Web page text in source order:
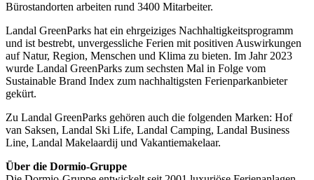
Bürostandorten arbeiten rund 3400 Mitarbeiter.
Landal GreenParks hat ein ehrgeiziges Nachhaltigkeitsprogramm
und ist bestrebt, unvergessliche Ferien mit positiven Auswirkungen
auf Natur, Region, Menschen und Klima zu bieten. Im Jahr 2023
wurde Landal GreenParks zum sechsten Mal in Folge vom
Sustainable Brand Index zum nachhaltigsten Ferienparkanbieter
gekürt.
Zu Landal GreenParks gehören auch die folgenden Marken: Hof
van Saksen, Landal Ski Life, Landal Camping, Landal Business
Line, Landal Makelaardij und Vakantiemakelaar.
Über die Dormio-Gruppe